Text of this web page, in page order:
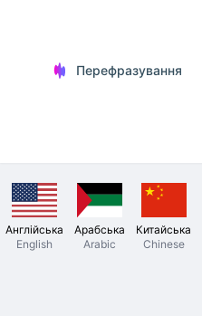
Перефразування
Англійська
English
Арабська
Arabic
Китайська
Chinese